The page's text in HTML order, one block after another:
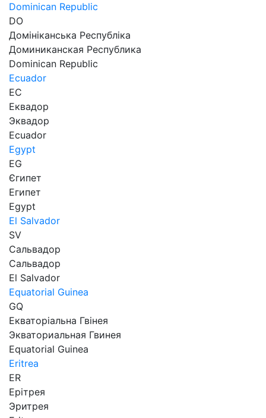
Dominican Republic
DO
Домініканська Республіка
Доминиканская Республика
Dominican Republic
Ecuador
EC
Еквадор
Эквадор
Ecuador
Egypt
EG
Єгипет
Египет
Egypt
El Salvador
SV
Сальвадор
Сальвадор
El Salvador
Equatorial Guinea
GQ
Екваторіальна Гвінея
Экваториальная Гвинея
Equatorial Guinea
Eritrea
ER
Ерітрея
Эритрея